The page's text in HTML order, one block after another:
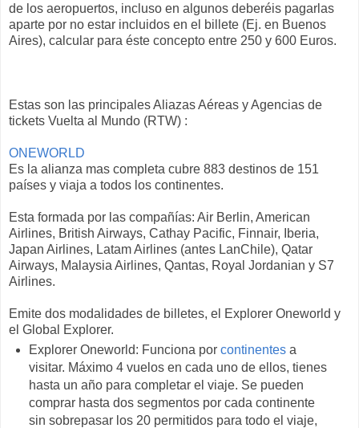
de los aeropuertos, incluso en algunos deberéis pagarlas
aparte por no estar incluidos en el billete (Ej. en Buenos
Aires), calcular para éste concepto entre 250 y 600 Euros.
Estas son las principales Aliazas Aéreas y Agencias de
tickets Vuelta al Mundo (RTW) :
ONEWORLD
Es la alianza mas completa cubre 883 destinos de 151
países y viaja a todos los continentes.
Esta formada por las compañías: Air Berlin, American
Airlines, British Airways, Cathay Pacific, Finnair, Iberia,
Japan Airlines, Latam Airlines (antes LanChile), Qatar
Airways, Malaysia Airlines, Qantas, Royal Jordanian y S7
Airlines.
Emite dos modalidades de billetes, el Explorer Oneworld y
el Global Explorer.
Explorer Oneworld: Funciona por continentesa
visitar. Máximo 4 vuelos en cada uno de ellos, tienes
hasta un año para completar el viaje. Se pueden
comprar hasta dos segmentos por cada continente
sin sobrepasar los 20 permitidos para todo el viaje,